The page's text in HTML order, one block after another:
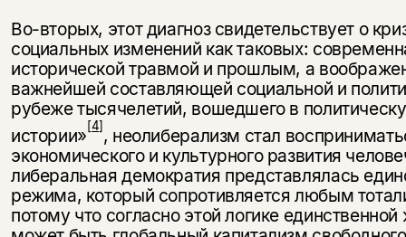
Во-вторых, этот диагноз свидетельствует о
социальных изменений как таковых:
исторической травмой и прошлым, а
важнейшей составляющей социальной и
рубеже тысячелетий, вошедшего в
истории»[4], неолиберализм стал
экономического и культурного развития
либеральная демократия представлялась
режима, который сопротивляется любым
потому что согласно этой логике